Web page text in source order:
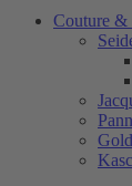
Couture &